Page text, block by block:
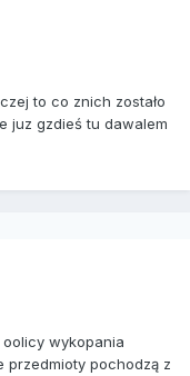
to co znich zostało
juz gzdieś tu dawalem
oolicy wykopania
przedmioty pochodzą z